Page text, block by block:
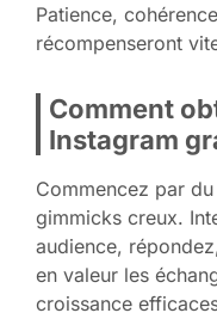
Patience,
récompenseront
Comment
Instagram
Commencez par
gimmicks creux.
audience,
en valeur les
croissance